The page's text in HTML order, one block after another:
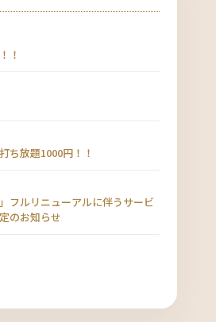
！
ち放題1000円！！
フルリニューアルに伴うサービ
のお知らせ